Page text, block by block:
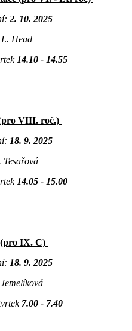
2. 10. 2025
Head
14.10 - 14.55
VIII. roč.)
18. 9. 2025
14.05 - 15.00
IX. C)
18. 9. 2025
7.00 - 7.40